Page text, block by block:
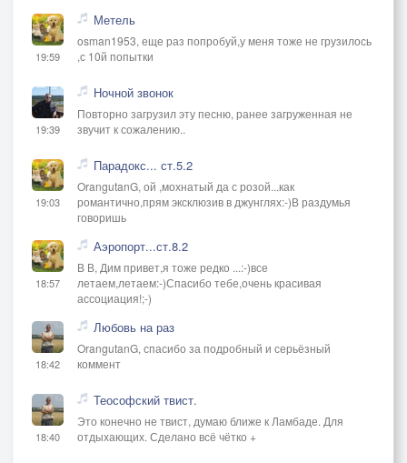
19:59
Метель
osman1953, еще раз попробуй,у меня тоже не грузилось
,с 10й попытки
19:39
Ночной звонок
Повторно загрузил эту песню, ранее загруженная не
звучит к сожалению..
19:03
Парадокс... ст.5.2
OrangutanG, ой ,мохнатый да с розой...как
романтично,прям эксклюзив в джунглях:-)В раздумья
говоришь
18:57
Аэропорт...ст.8.2
В В, Дим привет,я тоже редко ...:-)все
летаем,летаем:-)Спасибо тебе,очень красивая
ассоциация!;-)
18:42
Любовь на раз
OrangutanG, спасибо за подробный и серьёзный
коммент
18:40
Теософский твист.
Это конечно не твист, думаю ближе к Ламбаде. Для
отдыхающих. Сделано всё чётко +